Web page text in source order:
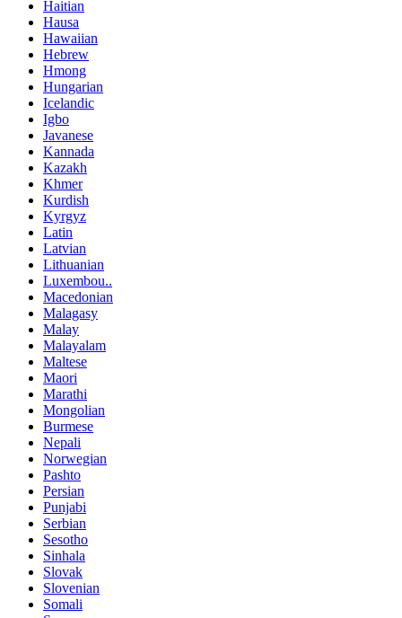
Haitian
Hausa
Hawaiian
Hebrew
Hmong
Hungarian
Icelandic
Igbo
Javanese
Kannada
Kazakh
Khmer
Kurdish
Kyrgyz
Latin
Latvian
Lithuanian
Luxembou..
Macedonian
Malagasy
Malay
Malayalam
Maltese
Maori
Marathi
Mongolian
Burmese
Nepali
Norwegian
Pashto
Persian
Punjabi
Serbian
Sesotho
Sinhala
Slovak
Slovenian
Somali